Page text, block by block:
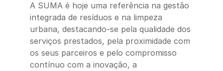
A SUMA é hoje uma referência na gestão
integrada de resíduos e na limpeza
urbana, destacando-se pela qualidade dos
serviços prestados, pela proximidade com
os seus parceiros e pelo compromisso
contínuo com a inovação, a